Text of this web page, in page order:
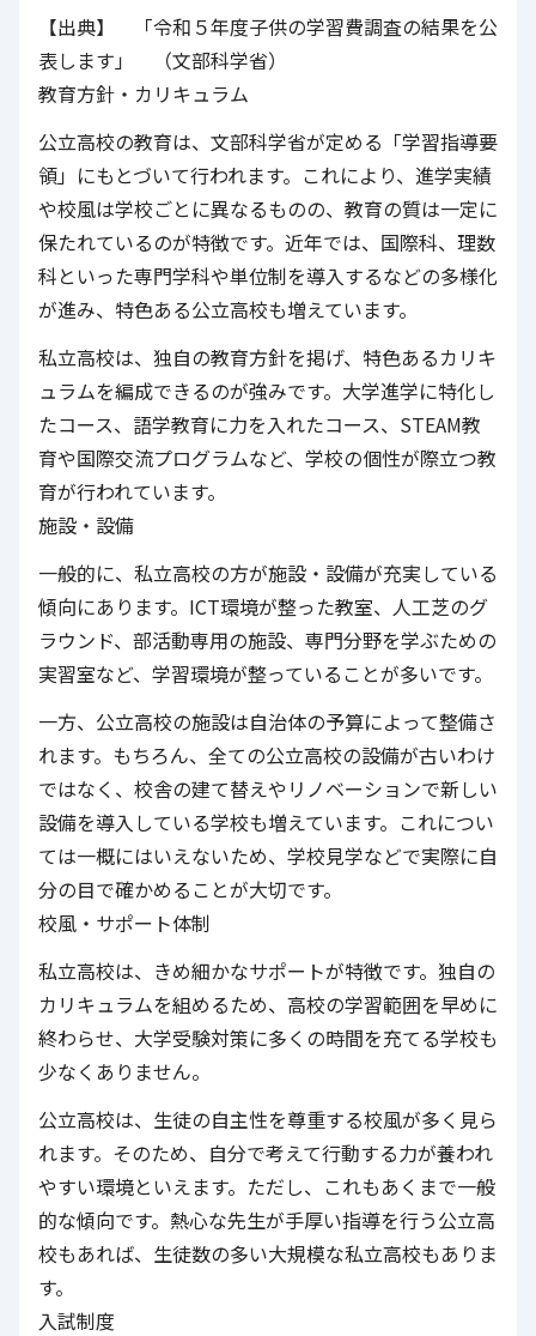
【出典】 「令和５年度子供の学習費調査の結果を公
表します」 （文部科学省）
教育方針・カリキュラム
公立高校の教育は、文部科学省が定める「学習指導要
領」にもとづいて行われます。これにより、進学実績
や校風は学校ごとに異なるものの、教育の質は一定に
保たれているのが特徴です。近年では、国際科、理数
科といった専門学科や単位制を導入するなどの多様化
が進み、特色ある公立高校も増えています。
私立高校は、独自の教育方針を掲げ、特色あるカリキ
ュラムを編成できるのが強みです。大学進学に特化し
たコース、語学教育に力を入れたコース、STEAM教
育や国際交流プログラムなど、学校の個性が際立つ教
育が行われています。
施設・設備
一般的に、私立高校の方が施設・設備が充実している
傾向にあります。ICT環境が整った教室、人工芝のグ
ラウンド、部活動専用の施設、専門分野を学ぶための
実習室など、学習環境が整っていることが多いです。
一方、公立高校の施設は自治体の予算によって整備さ
れます。もちろん、全ての公立高校の設備が古いわけ
ではなく、校舎の建て替えやリノベーションで新しい
設備を導入している学校も増えています。これについ
ては一概にはいえないため、学校見学などで実際に自
分の目で確かめることが大切です。
校風・サポート体制
私立高校は、きめ細かなサポートが特徴です。独自の
カリキュラムを組めるため、高校の学習範囲を早めに
終わらせ、大学受験対策に多くの時間を充てる学校も
少なくありません。
公立高校は、生徒の自主性を尊重する校風が多く見ら
れます。そのため、自分で考えて行動する力が養われ
やすい環境といえます。ただし、これもあくまで一般
的な傾向です。熱心な先生が手厚い指導を行う公立高
校もあれば、生徒数の多い大規模な私立高校もありま
す。
入試制度